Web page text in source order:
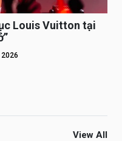
Louis Vuitton tại
View All